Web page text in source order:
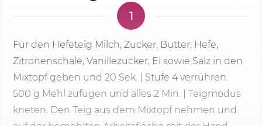
1
Für den Hefeteig Milch, Zucker, Butter, Hefe,
Zitronenschale, Vanillezucker, Ei sowie Salz in den
Mixtopf geben und 20 Sek. Stufe 4verrühren.
500 g Mehl zufügen und alles 2 Min.
| Teigmodus
kneten. Den Teig aus dem Mixtopf nehmen und